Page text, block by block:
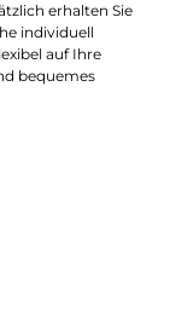
erhalten Sie
individuell
auf Ihre
bequemes